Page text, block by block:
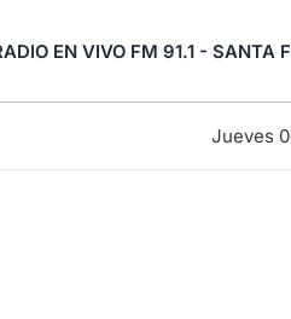
EN VIVO FM 91.1 - SANTA
Jueves